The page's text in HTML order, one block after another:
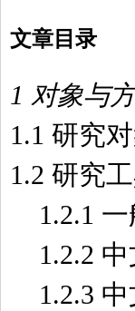
文章目录
1 对象与
1.1 研究
1.2 研究
1.2.1 一
1.2.2 中
1.2.3 中